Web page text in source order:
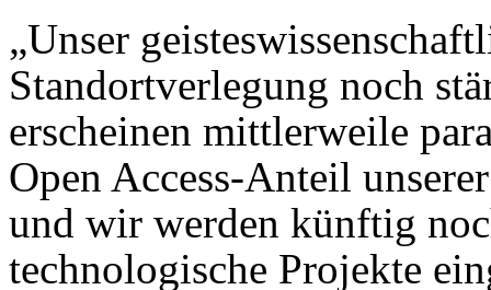
„Unser
Standortverlegung noch
erscheinen mittlerweile
Open Access-Anteil
und wir werden künftig
technologische Projekte